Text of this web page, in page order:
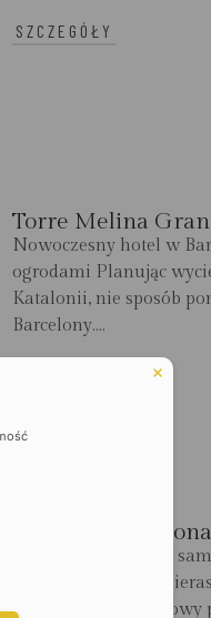
SZCZEGÓŁY
Torre Melina
Nowoczesny hotel w
ogrodami Planując
Katalonii, nie sposób
Barcelony....
Hotel W Barcelona
Ikoniczny hotel nad
Barcelonie Jeśli
Hiszpanii, kilkudniowy